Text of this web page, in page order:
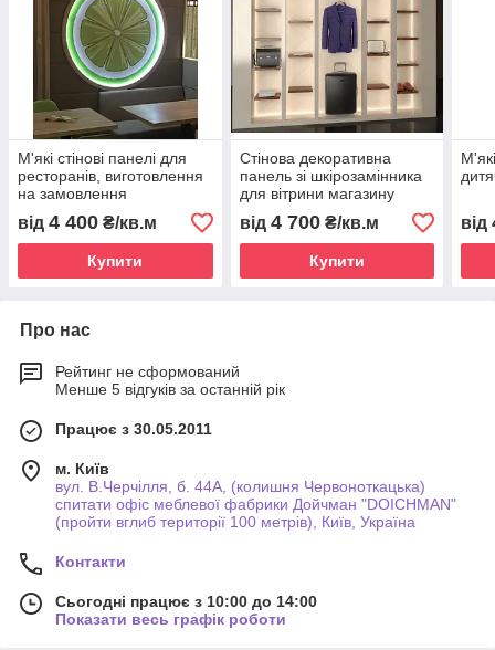
М'які стінові панелі для
ресторанів, виготовлення
на замовлення
від 4 400 ₴/кв.м
Купити
Стінова декоративна
панель зі шкірозамінника
для вітрини магазину
від 4 700₴/кв.м
Купити
від
Про нас
Рейтинг не сформований
Менше 5 відгуків за останній рік
Працює з 30.05.2011
м. Київ
вул. В.Черчілля, б. 44А, (колишня Червоноткацька)
спитати офіс меблевої фабрики Дойчман "DOICHMAN"
(пройти вглиб території 100 метрів), Київ, Україна
Контакти
Сьогодні працює з 10:00 до 14:00
Показати весь графік роботи